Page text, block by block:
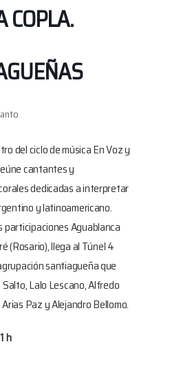
COPLA.
del ciclo de música En Voz y
cantantes y
dedicadas a interpretar
y latinoamericano.
participaciones Aguablanca
(Rosario), llega al Túnel 4
santiagueña que
Lalo Lescano, Alfredo
Paz y Alejandro Bellomo.
h